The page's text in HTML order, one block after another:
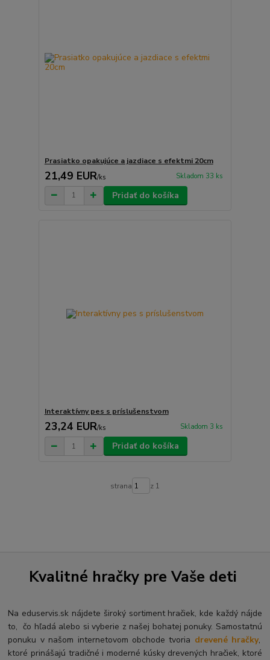
Prasiatko opakujúce a jazdiace s efektmi 20cm
21,49 EUR/ks Skladom 33 ks
Pridať do košíka
Interaktívny pes s príslušenstvom
23,24 EUR/ks Skladom 3 ks
Pridať do košíka
strana z 1
Kvalitné hračky pre Vaše deti
Na eduservis.sk nájdete široký sortiment hračiek, kde každý nájde
to, čo hľadá alebo si vyberie z našej bohatej ponuky. Samostatnú
ponuku v našom internetovom obchode tvoria drevené hračky,
ktoré prinášajú tradičné i moderné kúsky drevených hračiek, ktoré